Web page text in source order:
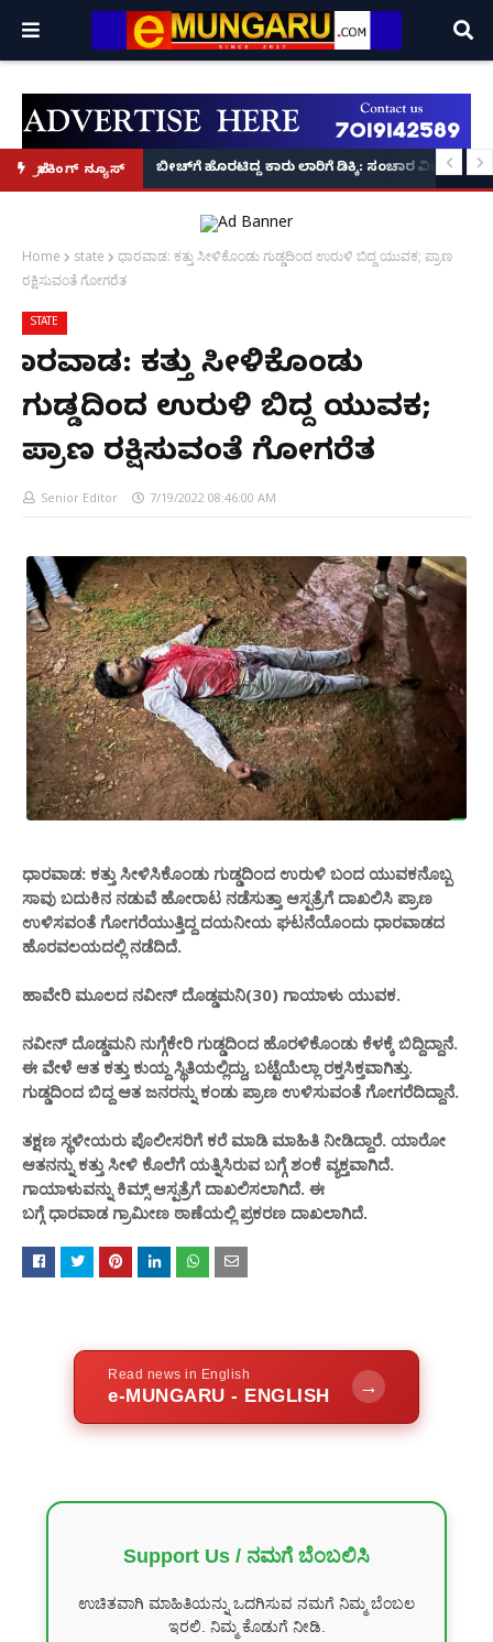
ಬ್ರೇಕಿಂಗ್ ನ್ಯೂಸ್
ವಿಡಿಯೋ ವೈರಲ್! ಬೀಚ್‌ಗೆ ಹೊರಟಿದ್ದ ಕಾರು ಲಾರಿಗೆ ಡಿಕ್ಕಿ: ಸಂಚಾರ
Ullal :ಮಧ್ಯರಾತ್ರಿ ಉಳ್ಳಾಲದಲ್ಲಿ ತಲವಾರ್ ಹಿಡಿದು ರೌಡಿ
Home state
ಧಾರವಾಡ: ಕತ್ತು ಸೀಳಿಕೊಂಡು ಗುಡ್ಡದಿಂದ ಉರುಳಿ ಬಿದ್ದ ಯುವಕ; ಪ್ರಾಣ
ರಕ್ಷಿಸುವಂತೆ ಗೋಗರೆತ
STATE
ಧಾರವಾಡ: ಕತ್ತು ಸೀಳಿಕೊಂಡು
ಗುಡ್ಡದಿಂದ ಉರುಳಿ ಬಿದ್ದ ಯುವಕ;
ಪ್ರಾಣ ರಕ್ಷಿಸುವಂತೆ ಗೋಗರೆತ
Senior Editor 7/19/2022 08:46:00 AM
ಧಾರವಾಡ: ಕತ್ತು ಸೀಳಿಸಿಕೊಂಡು ಗುಡ್ಡದಿಂದ ಉರುಳಿ ಬಂದ ಯುವಕನೊಬ್ಬ
ಸಾವು ಬದುಕಿನ ನಡುವೆ ಹೋರಾಟ ನಡೆಸುತ್ತಾ ಆಸ್ಪತ್ರೆಗೆ ದಾಖಲಿಸಿ ಪ್ರಾಣ
ಉಳಿಸವಂತೆ ಗೋಗರೆಯುತ್ತಿದ್ದ ದಯನೀಯ ಘಟನೆಯೊಂದು ಧಾರವಾಡದ
ಹೊರವಲಯದಲ್ಲಿ ನಡೆದಿದೆ.
ಹಾವೇರಿ ಮೂಲದ ನವೀನ್ ದೊಡ್ಡಮನಿ(30) ಗಾಯಾಳು ಯುವಕ.
ನವೀನ್ ದೊಡ್ಡಮನಿ ನುಗ್ಗೆಕೇರಿ ಗುಡ್ಡದಿಂದ ಹೊರಳಿಕೊಂಡು ಕೆಳಕ್ಕೆ ಬಿದ್ದಿದ್ದಾನೆ.
ಈ ವೇಳೆ ಆತ ಕತ್ತು ಕುಯ್ದ ಸ್ಥಿತಿಯಲ್ಲಿದ್ದು, ಬಟ್ಟೆಯೆಲ್ಲಾ ರಕ್ತಸಿಕ್ತವಾಗಿತ್ತು.
ಗುಡ್ಡದಿಂದ ಬಿದ್ದ ಆತ ಜನರನ್ನು ಕಂಡು ಪ್ರಾಣ ಉಳಿಸುವಂತೆ ಗೋಗರೆದಿದ್ದಾನೆ‌.
ತಕ್ಷಣ ಸ್ಥಳೀಯರು ಪೊಲೀಸರಿಗೆ ಕರೆ ಮಾಡಿ ಮಾಹಿತಿ ನೀಡಿದ್ದಾರೆ. ಯಾರೋ
ಆತನನ್ನು ಕತ್ತು ಸೀಳಿ ಕೊಲೆಗೆ ಯತ್ನಿಸಿರುವ ಬಗ್ಗೆ ಶಂಕೆ ವ್ಯಕ್ತವಾಗಿದೆ.
ಗಾಯಾಳುವನ್ನು ಕಿಮ್ಸ್ ಆಸ್ಪತ್ರೆಗೆ ದಾಖಲಿಸಲಾಗಿದೆ. ಈ
ಬಗ್ಗೆ ಧಾರವಾಡಗ್ರಾಮೀಣ ಠಾಣೆಯಲ್ಲಿ ಪ್ರಕರಣ ದಾಖಲಾಗಿದೆ.
Read news in English
e-MUNGARU - ENGLISH →
Support Us / ನಮಗೆ ಬೆಂಬಲಿಸಿ
ಉಚಿತವಾಗಿ ಮಾಹಿತಿಯನ್ನು ಒದಗಿಸುವ ನಮಗೆ ನಿಮ್ಮ ಬೆಂಬಲ
ಇರಲಿ. ನಿಮ್ಮ ಕೊಡುಗೆ ನೀಡಿ.